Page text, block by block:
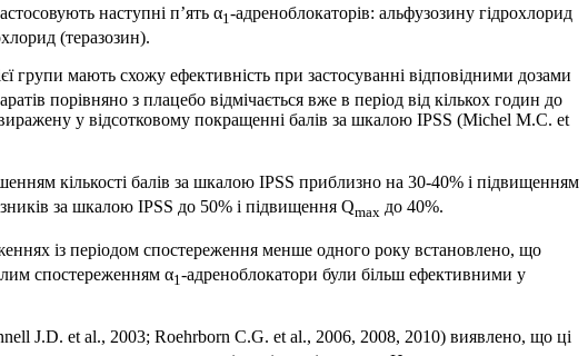
наступні п’ять α1 -адреноблокаторів: альфузозину гідрохлорид
(теразозин).
групи мають схожу ефективність при застосуванні відповідними дозами
порівняно з плацебо відмічається вже в період від кількох годин до
у відсотковому покращенні балів за шкалою IPSS (Michel M.C. et
кількості балів за шкалою IPSS приблизно на 30-40% і підвищенням
за шкалою IPSS до 50% і підвищення Qmax до 40%.
із періодом спостереження менше одного року встановлено, що
спостереженням α1-адреноблокатори були більш ефективними у
J.D. et al., 2003; Roehrborn C.G. et al., 2006, 2008, 2010) виявлено, що ці